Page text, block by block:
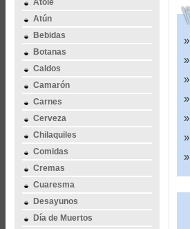
Atole
Atún
Bebidas
Botanas
Caldos
Camarón
Carnes
Cerveza
Chilaquiles
Comidas
Cremas
Cuaresma
Desayunos
Día de Muertos